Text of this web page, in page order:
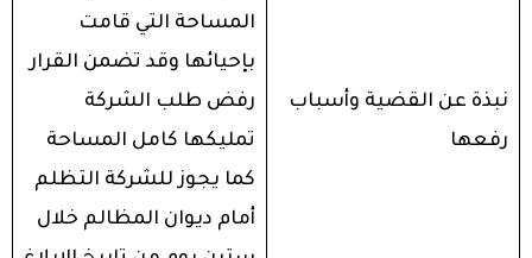
نبذة عن القضية وأسباب
رفعها
المساحة التي قامت
بإحيائها وقد تضمن القرار
رفض طلب الشركة
تمليكها كامل المساحة
كما يجوز للشركة التظلم
أمام ديوان المظالم خلال